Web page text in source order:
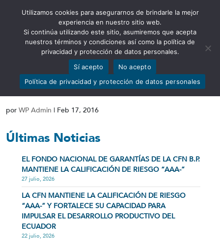
Abrir barra de herramientas
Certificado Calificación de Riesgos
Pacific Credit Rating III-13
por WP Admin | Feb 17, 2016
Últimas Noticias
EL FONDO NACIONAL DE GARANTÍAS DE LA CFN B.P.
MANTIENE LA CALIFICACIÓN DE RIESGO “AAA-”
27 julio, 2026
LA CFN MANTIENE LA CALIFICACIÓN DE RIESGO
“AAA-” Y FORTALECE SU CAPACIDAD PARA
IMPULSAR EL DESARROLLO PRODUCTIVO DEL
ECUADOR
22 julio, 2026
Utilizamos cookies para asegurarnos de brindarle la mejor
experiencia en nuestro sitio web.
Si continúa utilizando este sitio, asumiremos que acepta
nuestros términos y condiciones así como la política de
privacidad y protección de datos personales.
Sí acepto
No acepto
Política de privacidad y protección de datos personales